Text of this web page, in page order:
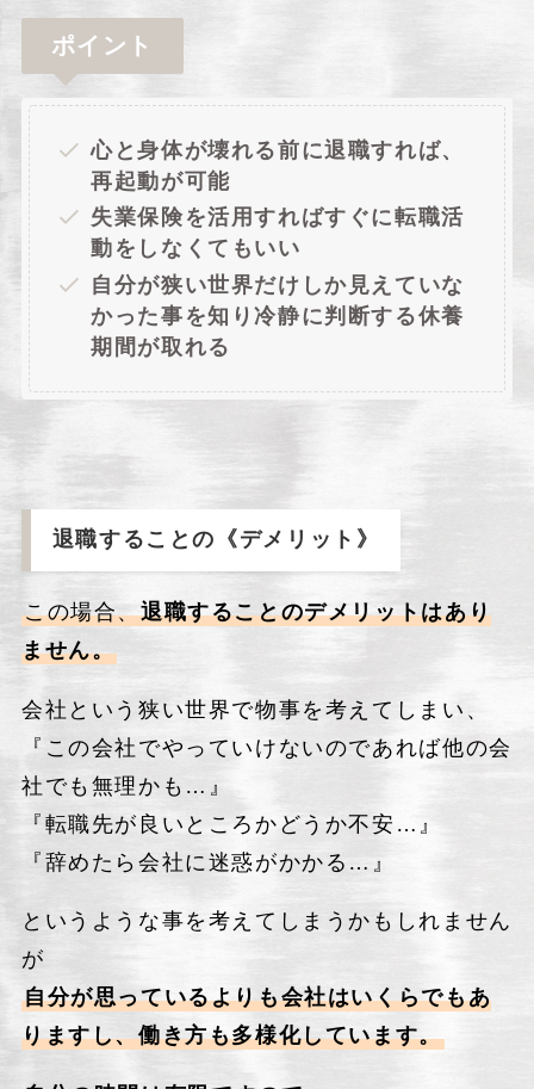
ポイント
心と身体が壊れる前に退職すれば、
再起動が可能
失業保険を活用すればすぐに転職活
動をしなくてもいい
自分が狭い世界だけしか見えていな
かった事を知り冷静に判断する休養
期間が取れる
退職することの《デメリット》
この場合、退職することのデメリットはあり
ません。
会社という狭い世界で物事を考えてしまい、
『この会社でやっていけないのであれば他の会
社でも無理かも…』
『転職先が良いところかどうか不安…』
『辞めたら会社に迷惑がかかる…』
というような事を考えてしまうかもしれません
が
自分が思っているよりも会社はいくらでもあ
りますし、働き方も多様化しています。